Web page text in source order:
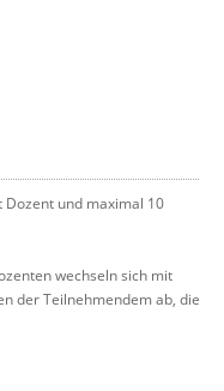
Dozent und maximal 10
wechseln sich mit
der Teilnehmendem ab, die